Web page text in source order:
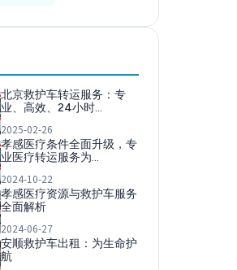
北京救护车转运服务：专
业、高效、24小时…
2025-02-26
孝感医疗条件全面升级，专
业医疗转运服务为…
2024-10-22
孝感医疗资源与救护车服务
全面解析
2024-06-27
安顺救护车出租：为生命护
航